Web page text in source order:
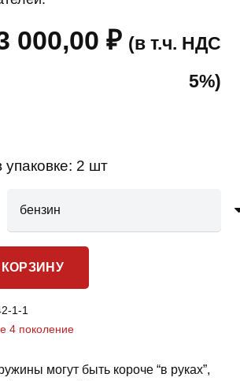
000,00 ₽ (в т.ч. НДС
5%)
2 шт
КОРЗИНУ
1-1
4 поколение
могут быть короче “в руках”,